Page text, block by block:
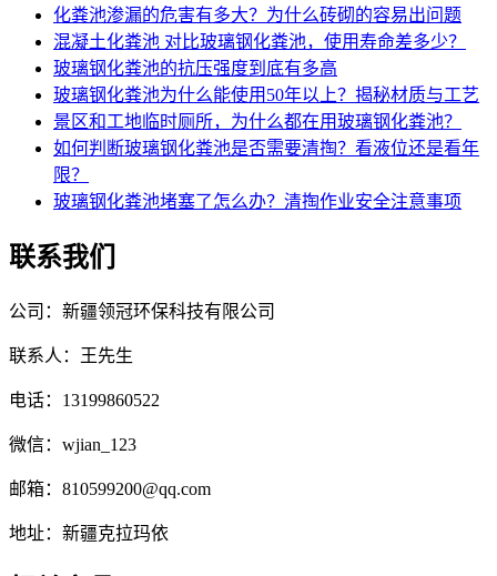
化粪池渗漏的危害有多大？为什么砖砌的容易出问题
混凝土化粪池 对比玻璃钢化粪池，使用寿命差多少？
玻璃钢化粪池的抗压强度到底有多高
玻璃钢化粪池为什么能使用50年以上？揭秘材质与工艺
景区和工地临时厕所，为什么都在用玻璃钢化粪池？
如何判断玻璃钢化粪池是否需要清掏？看液位还是看年
限？
玻璃钢化粪池堵塞了怎么办？清掏作业安全注意事项
联系我们
公司：新疆领冠环保科技有限公司
联系人：王先生
电话：13199860522
微信：wjian_123
邮箱：810599200@qq.com
地址：新疆克拉玛依